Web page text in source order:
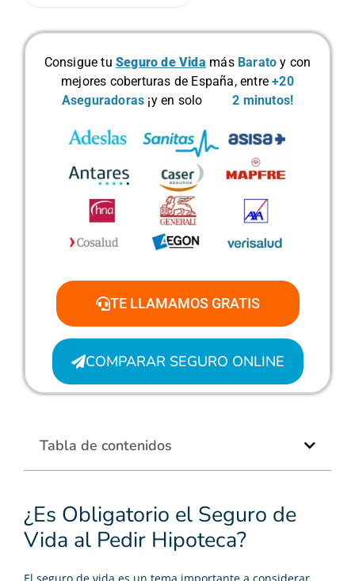
¿Es Obligatorio el Seguro de
Vida al Pedir Hipoteca?
Consigue tu Seguro de Vida más Barato y con
mejores coberturas de España, entre+20
Aseguradoras ¡y en solo2 minutos!
TE LLAMAMOS GRATIS
COMPARAR SEGURO ONLINE
Tabla de contenidos